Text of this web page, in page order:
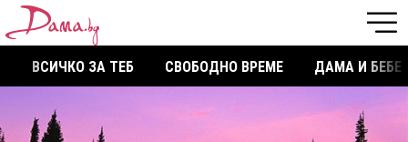
ВСИЧКО ЗА ТЕБ СВОБОДНО ВРЕМЕ ДАМА И БЕБЕ